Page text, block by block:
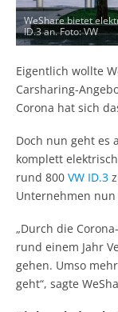
WeShare bietet
ID.3 an. Foto: VW
Eigentlich wollte
Carsharing-
Corona hat sich
Doch nun geht es
komplett
rund 800 VW ID.3
Unternehmen
„Durch die
rund einem Jahr
gehen. Umso
geht“, sagte